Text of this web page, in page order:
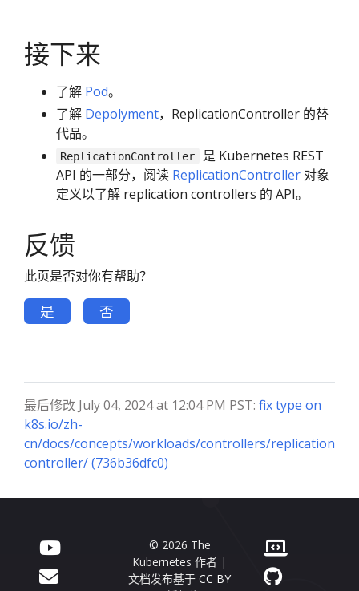
接下来
了解 Pod。
了解 Depolyment，ReplicationController 的替
代品。
ReplicationController
是 Kubernetes REST
API 的一部分，阅读 ReplicationController 对象
定义以了解 replication controllers 的 API。
反馈
此页是否对你有帮助？
是 否
最后修改 July 04, 2024 at 12:04 PM PST: fix type on
k8s.io/zh-
cn/docs/concepts/workloads/controllers/replication
controller/ (736b36dfc0)
© 2026 The
Kubernetes 作者 |
文档发布基于 CC BY